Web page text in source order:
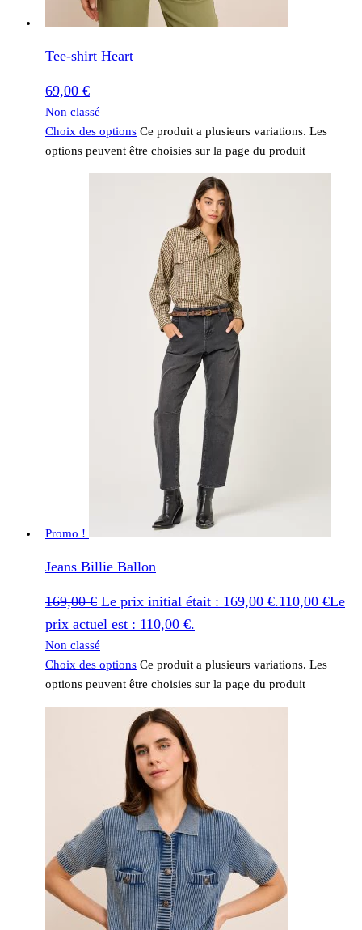
Tee-shirt Heart
69,00 €
Non classé
Choix des options Ce produit a plusieurs variations. Les
options peuvent être choisies sur la page du produit
Promo !
Jeans Billie Ballon
169,00€ Le prix initial était : 169,00 €.110,00 €Le
prix actuel est : 110,00 €.
Non classé
Choix des options Ce produit a plusieurs variations. Les
options peuvent être choisies sur la page du produit